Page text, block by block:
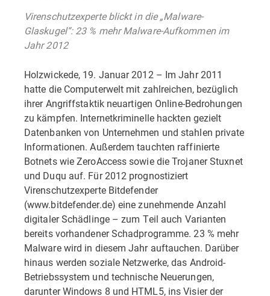
Virenschutzexperte blickt in die „Malware-
Glaskugel“: 23 % mehr Malware-Aufkommen im
Jahr 2012
Holzwickede, 19. Januar 2012 – Im Jahr 2011
hatte die Computerwelt mit zahlreichen, bezüglich
ihrer Angriffstaktik neuartigen Online-Bedrohungen
zu kämpfen. Internetkriminelle hackten gezielt
Datenbanken von Unternehmen und stahlen private
Informationen. Außerdem tauchten raffinierte
Botnets wie ZeroAccess sowie die Trojaner Stuxnet
und Duqu auf. Für 2012 prognostiziert
Virenschutzexperte Bitdefender
(www.bitdefender.de) eine zunehmende Anzahl
digitaler Schädlinge – zum Teil auch Varianten
bereits vorhandener Schadprogramme. 23 % mehr
Malware wird in diesem Jahr auftauchen. Darüber
hinaus werden soziale Netzwerke, das Android-
Betriebssystem und technische Neuerungen,
darunter Windows 8 und HTML5, ins Visier der